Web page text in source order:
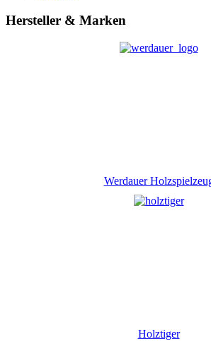
Hersteller & Marken
Werdauer
Holztiger